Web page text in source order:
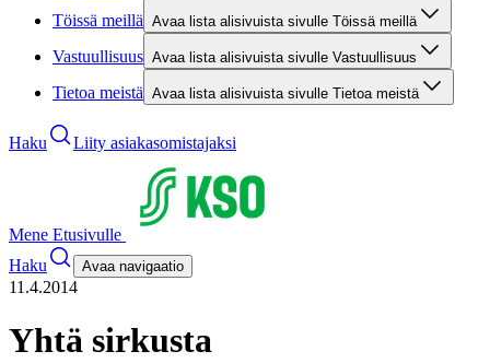
Töissä meillä Avaa lista alisivuista sivulle Töissä meillä
Vastuullisuus Avaa lista alisivuista sivulle Vastuullisuus
Tietoa meistä Avaa lista alisivuista sivulle Tietoa meistä
Haku Liity asiakasomistajaksi
Mene Etusivulle
Haku
Avaa navigaatio
11.4.2014
Yhtä sirkusta